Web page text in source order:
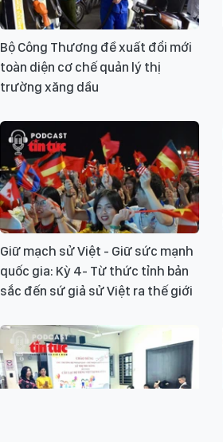
Bộ Công Thương đề xuất đổi mới
toàn diện cơ chế quản lý thị
trường xăng dầu
Giữ mạch sử Việt - Giữ sức mạnh
quốc gia: Kỳ 4- Từ thức tỉnh bản
sắc đến sứ giả sử Việt ra thế giới